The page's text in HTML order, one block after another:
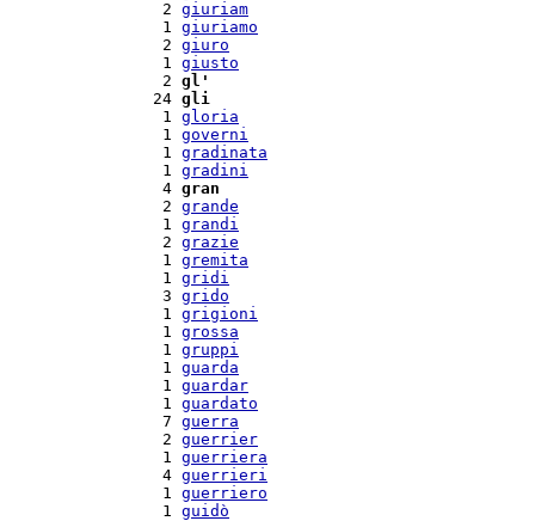
  2
giuriam
  1
giuriamo
  2
giuro
  1
giusto
  2
gl'
24 gli
  1
gloria
  1
governi
  1
gradinata
  1
gradini
  4
gran
  2
grande
  1
grandi
  2
grazie
  1
gremita
  1
gridi
  3
grido
  1
grigioni
  1
grossa
  1
gruppi
  1
guarda
  1
guardar
  1
guardato
  7
guerra
  2
guerrier
  1
guerriera
  4
guerrieri
  1
guerriero
  1
guidò